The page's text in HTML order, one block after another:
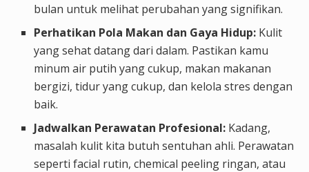
bulan untuk melihat perubahan yang signifikan.
Perhatikan Pola Makan dan Gaya Hidup: Kulit
yang sehat datang dari dalam. Pastikan kamu
minum air putih yang cukup, makan makanan
bergizi, tidur yang cukup, dan kelola stres dengan
baik.
Jadwalkan Perawatan Profesional: Kadang,
masalah kulit kita butuh sentuhan ahli. Perawatan
seperti facial rutin, chemical peeling ringan, atau